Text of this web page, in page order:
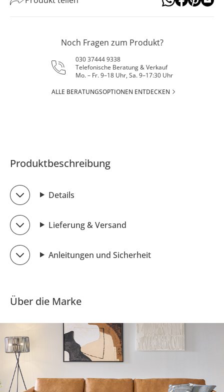
Noch Fragen zum Produkt?
030 37444 9338
Telefonische Beratung & Verkauf
Mo. – Fr. 9–18 Uhr, Sa. 9–17:30 Uhr
ALLE BERATUNGSOPTIONEN ENTDECKEN
Produktbeschreibung
Details
Lieferung & Versand
Anleitungen und Sicherheit
Über die Marke